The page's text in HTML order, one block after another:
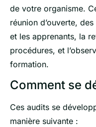
de votre organisme.
réunion d’ouverte,
et les apprenants, la
procédures, et
formation.
Comment se
Ces audits se
manière suivante :